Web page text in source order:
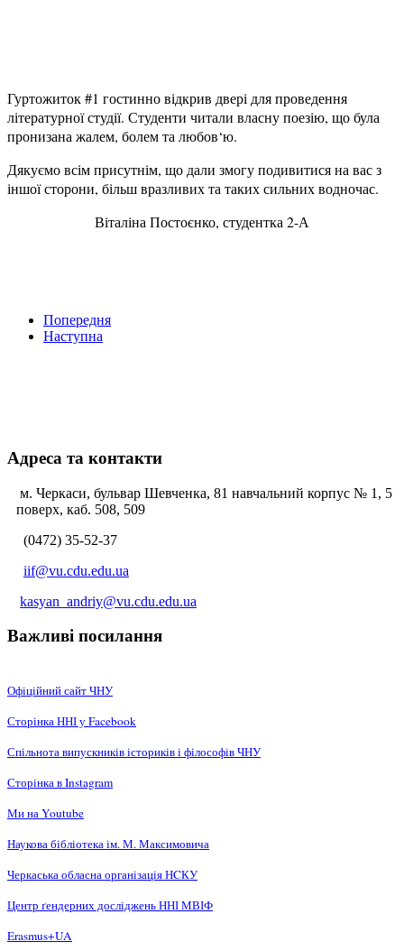
Гуртожиток #1 гостинно відкрив двері для проведення
літературної студії. Студенти читали власну поезію, що була
пронизана жалем, болем та любов‘ю.
Дякуємо всім присутнім, що дали змогу подивитися на вас з
іншої сторони, більш вразливих та таких сильних водночас.
Віталіна Постоєнко, студентка 2-А
Попередня
Наступна
Адреса та контакти
м. Черкаси, бульвар Шевченка, 81 навчальний корпус № 1, 5
поверх, каб. 508, 509
(0472) 35-52-37
iif@vu.cdu.edu.ua
kasyan_andriy@vu.cdu.edu.ua
Важливі посилання
Офіційний сайт ЧНУ
Сторінка ННІ у Facebook
Спільнота випускників істориків і філософів ЧНУ
Сторінка в Instagram
Ми на Youtube
Наукова бібліотека ім. М. Максимовича
Черкаська обласна організація НCКУ
Центр ґендерних досліджень ННІ МВІФ
Erasmus+UA